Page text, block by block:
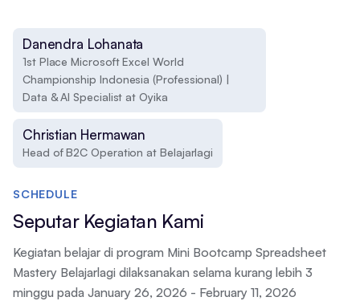
Danendra Lohanata
1st Place Microsoft Excel World
Championship Indonesia (Professional) |
Data & AI Specialist at Oyika
Christian Hermawan
Head of B2C Operation at Belajarlagi
SCHEDULE
Seputar Kegiatan Kami
Kegiatan belajar di program Mini Bootcamp Spreadsheet
Mastery Belajarlagi dilaksanakan selama kurang lebih 3
minggu pada January 26, 2026 - February 11, 2026